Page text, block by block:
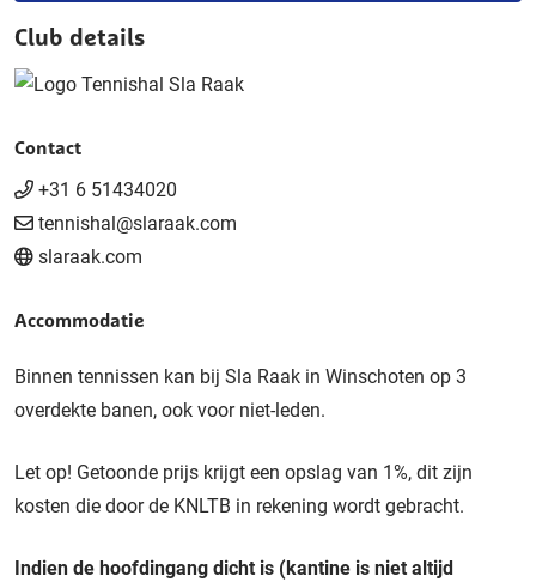
Club details
Contact
+31 6 51434020
tennishal@slaraak.com
slaraak.com
Accommodatie
Binnen tennissen kan bij Sla Raak in Winschoten op 3
overdekte banen, ook voor niet-leden.
Let op! Getoonde prijs krijgt een opslag van 1%, dit zijn
kosten die door de KNLTB in rekening wordt gebracht.
Indien de hoofdingang dicht is (kantine is niet altijd